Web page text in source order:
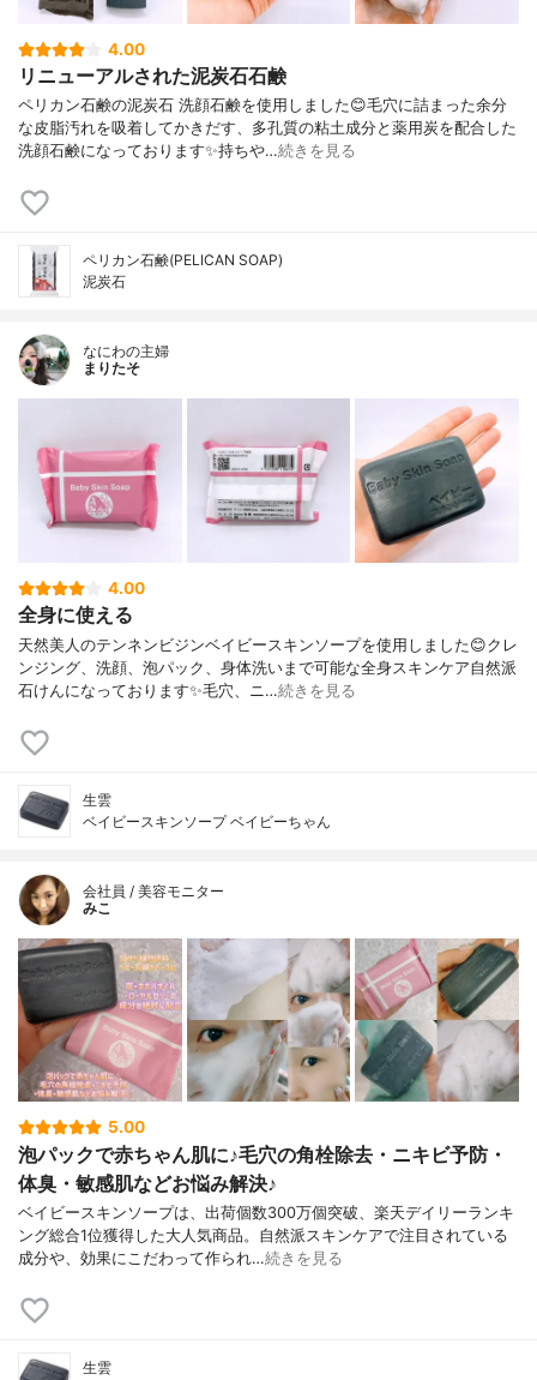
4.00
リニューアルされた泥炭石石鹸
ペリカン石鹸の泥炭石 洗顔石鹸を使用しました😊毛穴に詰まった余分
な皮脂汚れを吸着してかきだす、多孔質の粘土成分と薬用炭を配合した
洗顔石鹸になっております✨持ちや…続きを見る
ペリカン石鹸(PELICAN SOAP)
泥炭石
なにわの主婦
まりたそ
4.00
全身に使える
天然美人のテンネンビジンベイビースキンソープを使用しました😊クレ
ンジング、洗顔、泡パック、身体洗いまで可能な全身スキンケア自然派
石けんになっております✨毛穴、ニ…続きを見る
生雲
ベイビースキンソープ ベイビーちゃん
会社員 / 美容モニター
みこ
5.00
泡パックで赤ちゃん肌に♪毛穴の角栓除去・ニキビ予防・
体臭・敏感肌などお悩み解決♪
ベイビースキンソープは、出荷個数300万個突破、楽天デイリーランキ
ング総合1位獲得した大人気商品。自然派スキンケアで注目されている
成分や、効果にこだわって作られ…続きを見る
生雲